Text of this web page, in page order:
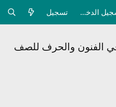
تسجيل الدخول تسجيل
الفنون والحرف للصف